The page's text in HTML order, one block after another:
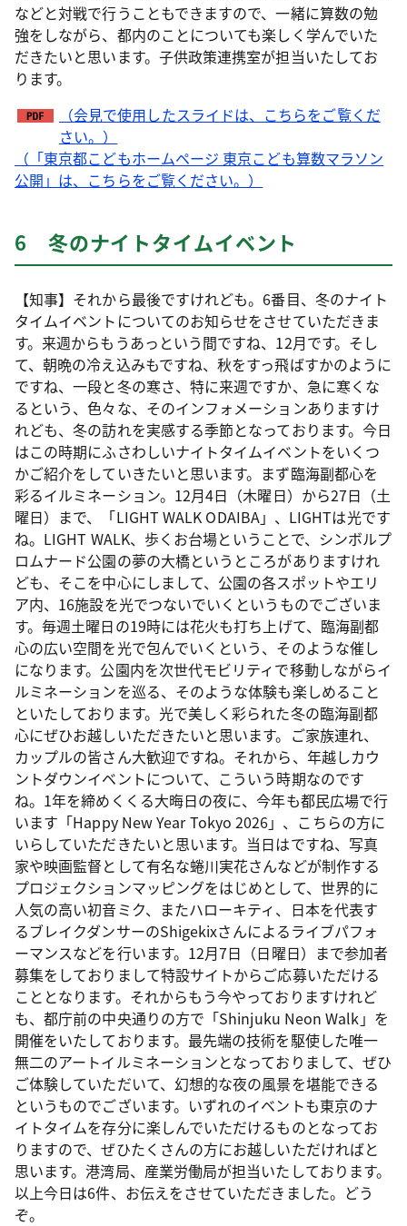
などと対戦で行うこともできますので、一緒に算数の勉
強をしながら、都内のことについても楽しく学んでいた
だきたいと思います。子供政策連携室が担当いたしてお
ります。
（会見で使用したスライドは、こちらをご覧くだ
さい。）
（「東京都こどもホームページ 東京こども算数マラソン
公開」は、こちらをご覧ください。）
6 冬のナイトタイムイベント
【知事】それから最後ですけれども。6番目、冬のナイト
タイムイベントについてのお知らせをさせていただきま
す。来週からもうあっという間ですね、12月です。そし
て、朝晩の冷え込みもですね、秋をすっ飛ばすかのように
ですね、一段と冬の寒さ、特に来週ですか、急に寒くな
るという、色々な、そのインフォメーションありますけ
れども、冬の訪れを実感する季節となっております。今日
はこの時期にふさわしいナイトタイムイベントをいくつ
かご紹介をしていきたいと思います。まず臨海副都心を
彩るイルミネーション。12月4日（木曜日）から27日（土
曜日）まで、「LIGHT WALK ODAIBA」、LIGHTは光です
ね。LIGHT WALK、歩くお台場ということで、シンボルプ
ロムナード公園の夢の大橋というところがありますけれ
ども、そこを中心にしまして、公園の各スポットやエリ
ア内、16施設を光でつないでいくというものでございま
す。毎週土曜日の19時には花火も打ち上げて、臨海副都
心の広い空間を光で包んでいくという、そのような催し
になります。公園内を次世代モビリティで移動しながらイ
ルミネーションを巡る、そのような体験も楽しめること
といたしております。光で美しく彩られた冬の臨海副都
心にぜひお越しいただきたいと思います。ご家族連れ、
カップルの皆さん大歓迎ですね。それから、年越しカウ
ントダウンイベントについて、こういう時期なのです
ね。1年を締めくくる大晦日の夜に、今年も都民広場で行
います「Happy New Year Tokyo 2026」、こちらの方に
いらしていただきたいと思います。当日はですね、写真
家や映画監督として有名な蜷川実花さんなどが制作する
プロジェクションマッピングをはじめとして、世界的に
人気の高い初音ミク、またハローキティ、日本を代表す
るブレイクダンサーのShigekixさんによるライブパフォ
ーマンスなどを行います。12月7日（日曜日）まで参加者
募集をしておりまして特設サイトからご応募いただける
こととなります。それからもう今やっておりますけれど
も、都庁前の中央通りの方で「Shinjuku Neon Walk」を
開催をいたしております。最先端の技術を駆使した唯一
無二のアートイルミネーションとなっておりまして、ぜひ
ご体験していただいて、幻想的な夜の風景を堪能できる
というものでございます。いずれのイベントも東京のナ
イトタイムを存分に楽しんでいただけるものとなってお
りますので、ぜひたくさんの方にお越しいただければと
思います。港湾局、産業労働局が担当いたしております。
以上今日は6件、お伝えをさせていただきました。どう
ぞ。